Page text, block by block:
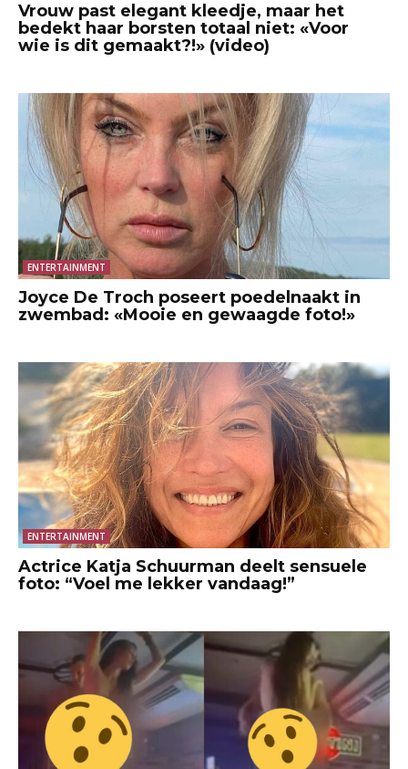
Vrouw past elegant kleedje, maar het
bedekt haar borsten totaal niet: «Voor
wie is dit gemaakt?!» (video)
ENTERTAINMENT
Joyce De Troch poseert poedelnaakt in
zwembad: «Mooie en gewaagde foto!»
ENTERTAINMENT
Actrice Katja Schuurman deelt sensuele
foto: “Voel me lekker vandaag!”